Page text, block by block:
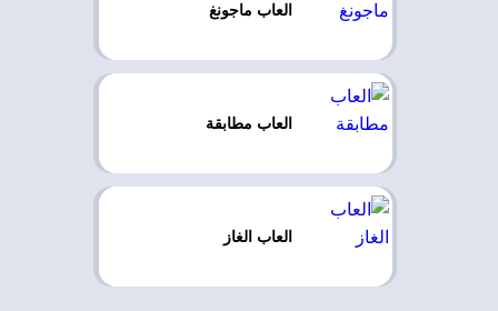
العاب ماجونغ
العاب مطابقة
العاب الغاز